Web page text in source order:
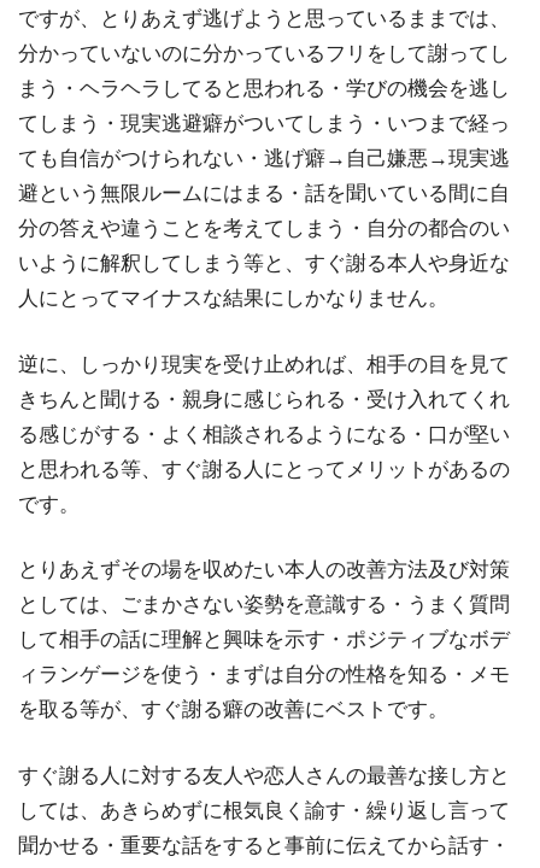
ですが、とりあえず逃げようと思っているままでは、
分かっていないのに分かっているフリをして謝ってし
まう・ヘラヘラしてると思われる・学びの機会を逃し
てしまう・現実逃避癖がついてしまう・いつまで経っ
ても自信がつけられない・逃げ癖→自己嫌悪→現実逃
避という無限ルームにはまる・話を聞いている間に自
分の答えや違うことを考えてしまう・自分の都合のい
いように解釈してしまう等と、すぐ謝る本人や身近な
人にとってマイナスな結果にしかなりません。
逆に、しっかり現実を受け止めれば、相手の目を見て
きちんと聞ける・親身に感じられる・受け入れてくれ
る感じがする・よく相談されるようになる・口が堅い
と思われる等、すぐ謝る人にとってメリットがあるの
です。
とりあえずその場を収めたい本人の改善方法及び対策
としては、ごまかさない姿勢を意識する・うまく質問
して相手の話に理解と興味を示す・ポジティブなボデ
ィランゲージを使う・まずは自分の性格を知る・メモ
を取る等が、すぐ謝る癖の改善にベストです。
すぐ謝る人に対する友人や恋人さんの最善な接し方と
しては、あきらめずに根気良く諭す・繰り返し言って
聞かせる・重要な話をすると事前に伝えてから話す・